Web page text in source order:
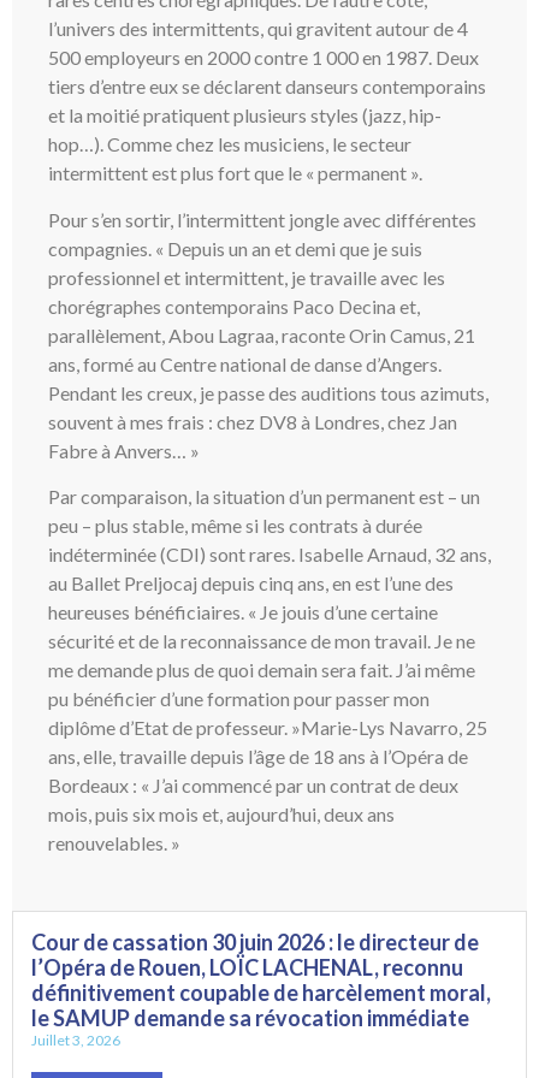
l’univers des intermittents, qui gravitent autour de 4
500 employeurs en 2000 contre 1 000 en 1987. Deux
tiers d’entre eux se déclarent danseurs contemporains
et la moitié pratiquent plusieurs styles (jazz, hip-
hop…). Comme chez les musiciens, le secteur
intermittent est plus fort que le « permanent ».
Pour s’en sortir, l’intermittent jongle avec différentes
compagnies. « Depuis un an et demi que je suis
professionnel et intermittent, je travaille avec les
chorégraphes contemporains Paco Decina et,
parallèlement, Abou Lagraa, raconte Orin Camus, 21
ans, formé au Centre national de danse d’Angers.
Pendant les creux, je passe des auditions tous azimuts,
souvent à mes frais : chez DV8 à Londres, chez Jan
Fabre à Anvers… »
Par comparaison, la situation d’un permanent est – un
peu – plus stable, même si les contrats à durée
indéterminée (CDI) sont rares. Isabelle Arnaud, 32 ans,
au Ballet Preljocaj depuis cinq ans, en est l’une des
heureuses bénéficiaires. « Je jouis d’une certaine
sécurité et de la reconnaissance de mon travail. Je ne
me demande plus de quoi demain sera fait. J’ai même
pu bénéficier d’une formation pour passer mon
diplôme d’Etat de professeur. »Marie-Lys Navarro, 25
ans, elle, travaille depuis l’âge de 18 ans à l’Opéra de
Bordeaux : « J’ai commencé par un contrat de deux
mois, puis six mois et, aujourd’hui, deux ans
renouvelables. »
Cour de cassation 30 juin 2026 : le directeur de
l’Opéra de Rouen, LOÏC LACHENAL, reconnu
définitivement coupable de harcèlement moral,
le SAMUP demande sa révocation immédiate
Juillet 3, 2026